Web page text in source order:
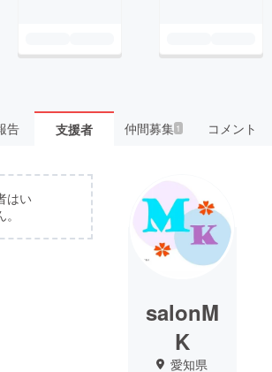
告 支援者 仲間募集 1 コメント
はい
salonM
K
愛知県